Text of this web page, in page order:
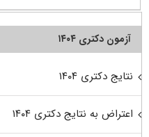
آزمون دکتری ۱۴۰۴
نتایج دکتری ۱۴۰۴
اعتراض به نتایج دکتری ۱۴۰۴